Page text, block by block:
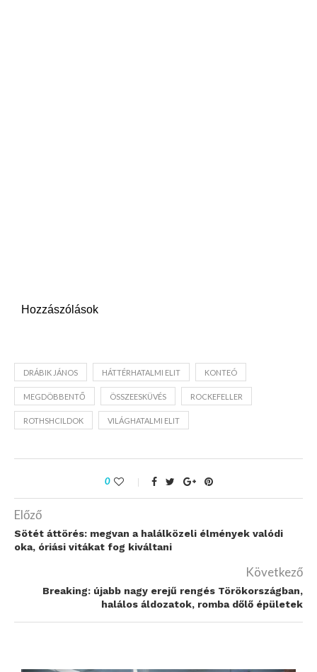
Hozzászólások
DRÁBIK JÁNOS HÁTTÉRHATALMI ELIT KONTEÓ
MEGDÖBBENTŐ ÖSSZEESKÜVÉS ROCKEFELLER
ROTHSHCILDOK VILÁGHATALMI ELIT
0
Előző
Sötét áttörés: megvan a halálközeli élmények valódi
oka, óriási vitákat fog kiváltani
Következő
Breaking: újabb nagy erejű rengés Törökországban,
halálos áldozatok, romba dőlő épületek